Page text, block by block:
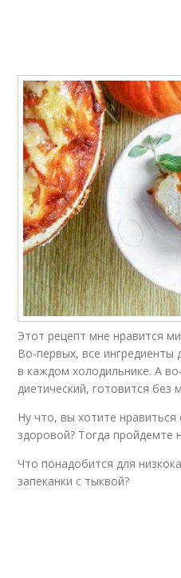
Рецепты с тыквой
Выпечка из тыквы
Фаршированная
тыква
Диетические тыквы
Десерты из тыквы
Этот рецепт мне нравится
Во-первых, все ингредиенты
в каждом холодильнике. А
диетический, готовится без
Ну что, вы хотите нравиться
здоровой? Тогда пройдемте
Что понадобится для
запеканки с тыквой?